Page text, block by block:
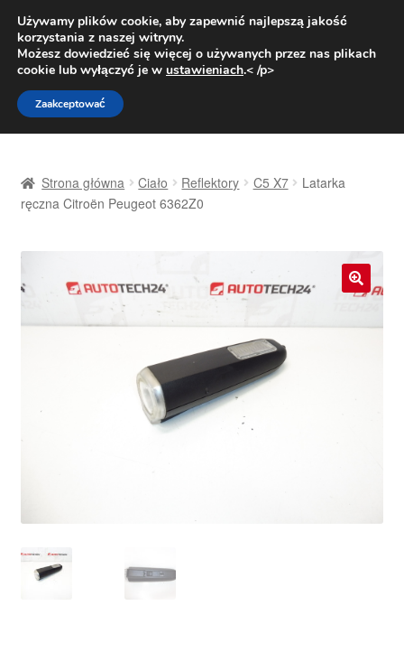
DOSTAWA od 31 zł
Pn.-pt. 9:00-16:00800 003 167
Przejdź
do
nawigacji
Przejdź
do
treści
Dostawa
Kontakt
Płatności
Skarga
Strona główna Ciało Reflektory C5 X7
Latarka
ręczna Citroën Peugeot 6362Z0
🔍
Używamy plików cookie, aby zapewnić najlepszą jakość
korzystania z naszej witryny.
Możesz dowiedzieć się więcej o używanych przez nas plikach
cookie lub wyłączyć je w ustawieniach.< /p>
Zaakceptować